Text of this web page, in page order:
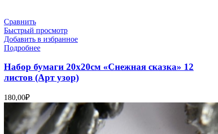
Сравнить
Быстрый просмотр
Добавить в избранное
Подробнее
Набор бумаги 20х20см «Снежная сказка» 12
листов (Арт узор)
180,00₽